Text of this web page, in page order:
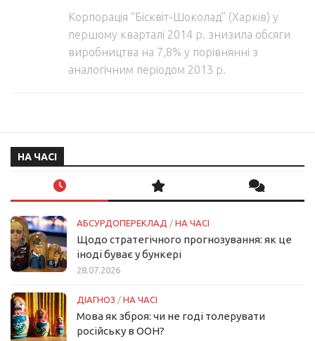
Корпорація “Бісквіт-Шоколад” (Харків) у
першому кварталі 2014 р. знизила обсяги
виробництва на 7,8% у порівнянні з
аналогічним періодом 2013 р.
НА ЧАСІ
АБСУРДОПЕРЕКЛАД / НА ЧАСІ
Щодо стратегічного прогнозування: як це
іноді буває у бункері
28.07.2026
ДІАГНОЗ / НА ЧАСІ
Мова як зброя: чи не годі толерувати
російську в ООН?